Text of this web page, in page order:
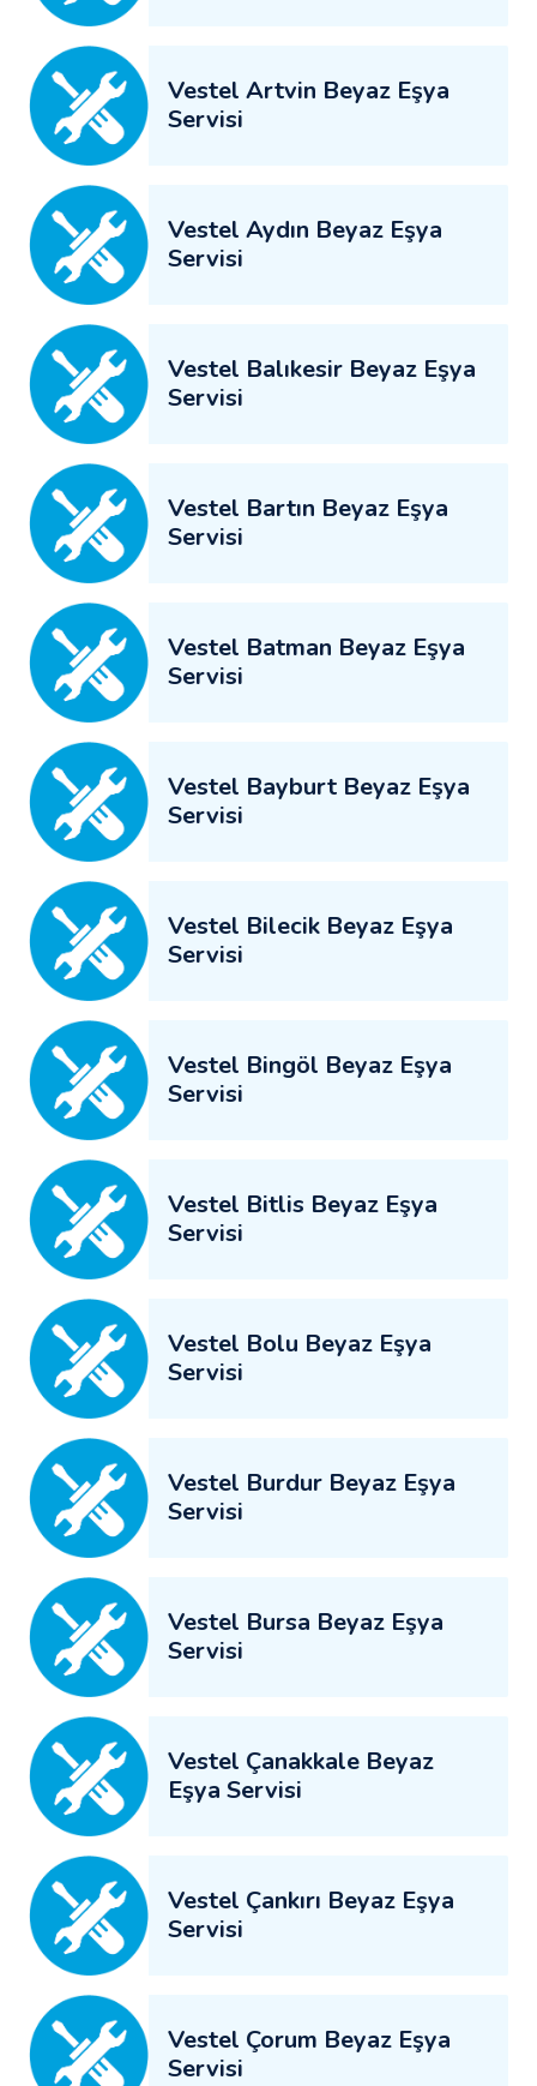
Vestel Artvin Beyaz Eşya
Servisi
Vestel Aydın Beyaz Eşya
Servisi
Vestel Balıkesir Beyaz Eşya
Servisi
Vestel Bartın Beyaz Eşya
Servisi
Vestel Batman Beyaz Eşya
Servisi
Vestel Bayburt Beyaz Eşya
Servisi
Vestel Bilecik Beyaz Eşya
Servisi
Vestel Bingöl Beyaz Eşya
Servisi
Vestel Bitlis Beyaz Eşya
Servisi
Vestel Bolu Beyaz Eşya
Servisi
Vestel Burdur Beyaz Eşya
Servisi
Vestel Bursa Beyaz Eşya
Servisi
Vestel Çanakkale Beyaz
Eşya Servisi
Vestel Çankırı Beyaz Eşya
Servisi
Vestel Çorum Beyaz Eşya
Servisi